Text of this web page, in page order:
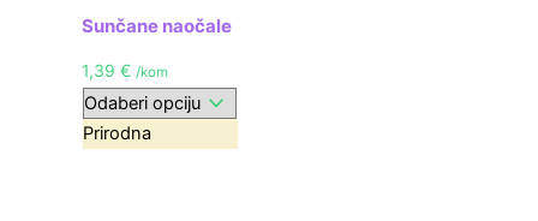
Sunčane naočale
1,39 € /kom
Prirodna